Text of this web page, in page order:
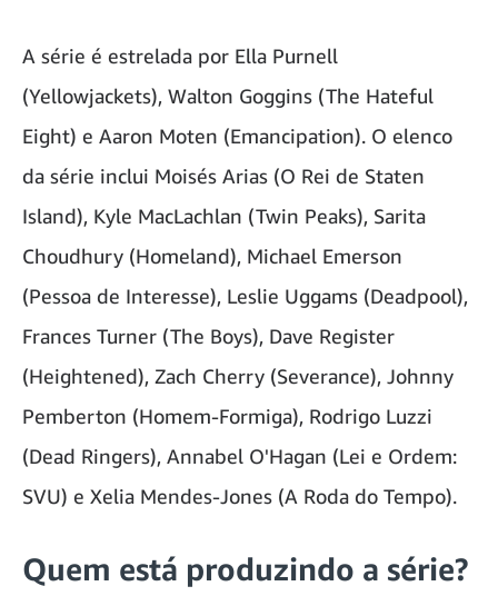
A série é estrelada por Ella Purnell
(Yellowjackets), Walton Goggins (The Hateful
Eight) e Aaron Moten (Emancipation). O elenco
da série inclui Moisés Arias (O Rei de Staten
Island), Kyle MacLachlan (Twin Peaks), Sarita
Choudhury (Homeland), Michael Emerson
(Pessoa de Interesse), Leslie Uggams (Deadpool),
Frances Turner (The Boys), Dave Register
(Heightened), Zach Cherry (Severance), Johnny
Pemberton (Homem-Formiga), Rodrigo Luzzi
(Dead Ringers), Annabel O'Hagan (Lei e Ordem:
SVU) e Xelia Mendes-Jones (A Roda do Tempo).
Quem está produzindo a série?